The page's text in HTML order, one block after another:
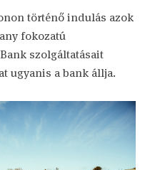
történő indulás azok
fokozatú
szolgáltatásait
ugyanis a bank állja.